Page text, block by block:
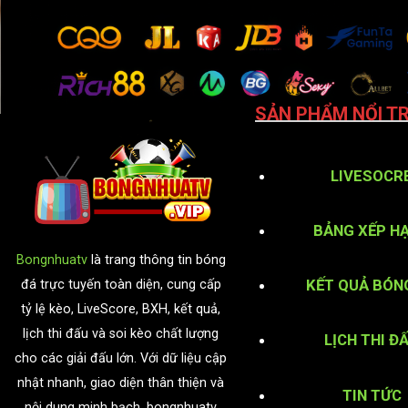
Bongnhuatvlà trang thông tin bóng
đá trực tuyến toàn diện, cung cấp
tỷ lệ kèo, LiveScore, BXH, kết quả,
lịch thi đấu và soi kèo chất lượng
cho các giải đấu lớn. Với dữ liệu cập
nhật nhanh, giao diện thân thiện và
SẢN PHẨM NỔI
BẢNG XẾP
KẾT QUẢ
LỊCH THI
TIN TỨC